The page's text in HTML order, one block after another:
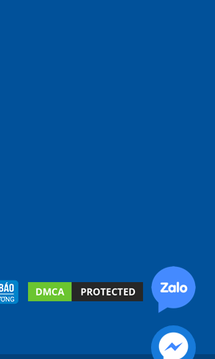
động từ sớm. Khi
là một thực trạng
Vì lý do đó, nênxe chòi
rất nhiều bố mẹ tin